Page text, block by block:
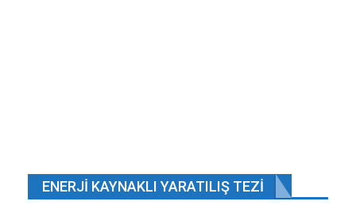
ENERJI KAYNAKLI YARATILIŞ TEZI